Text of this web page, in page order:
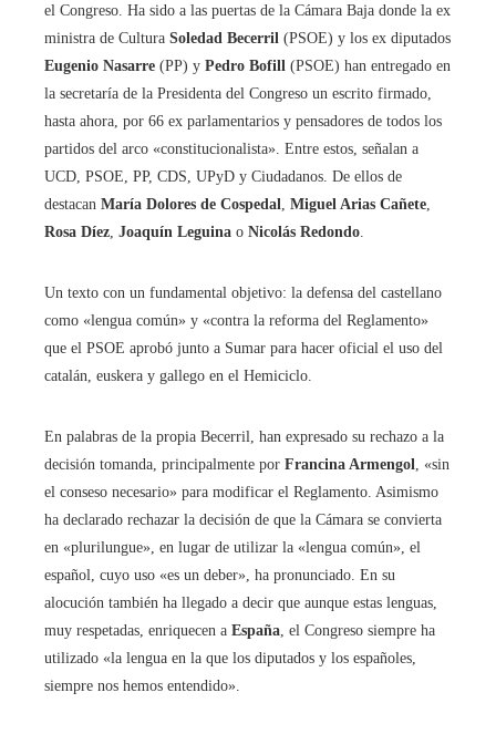
el Congreso. Ha sido a las puertas de la Cámara Baja donde la ex
ministra de Cultura Soledad Becerril (PSOE) y los ex diputados
Eugenio Nasarre (PP) y Pedro Bofill (PSOE) han entregado en
la secretaría de la Presidenta del Congreso un escrito firmado,
hasta ahora, por 66 ex parlamentarios y pensadores de todos los
partidos del arco «constitucionalista». Entre estos, señalan a
UCD, PSOE, PP, CDS, UPyD y Ciudadanos. De ellos de
destacan María Dolores de Cospedal Miguel Arias Cañete
Rosa Díez Joaquín Leguina o Nicolás Redondo
Un texto con un fundamental objetivo: la defensa del castellano
como «lengua común» y «contra la reforma del Reglamento»
que el PSOE aprobó junto a Sumar para hacer oficial el uso del
catalán, euskera y gallego en el Hemiciclo.
En palabras de la propia Becerril, han expresado su rechazo a la
decisión tomanda, principalmente por Francina Armengol , «sin
el conseso necesario» para modificar el Reglamento. Asimismo
ha declarado rechazar la decisión de que la Cámara se convierta
en «plurilungue», en lugar de utilizar la «lengua común», el
español, cuyo uso «es un deber», ha pronunciado. En su
alocución también ha llegado a decir que aunque estas lenguas,
muy respetadas, enriquecen a España , el Congreso siempre ha
utilizado «la lengua en la que los diputados y los españoles,
siempre nos hemos entendido».